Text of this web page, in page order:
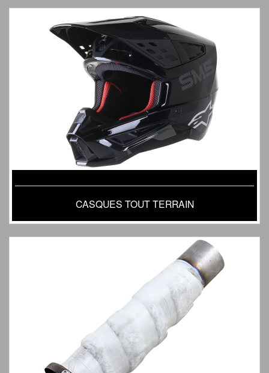
CASQUES TOUT TERRAIN